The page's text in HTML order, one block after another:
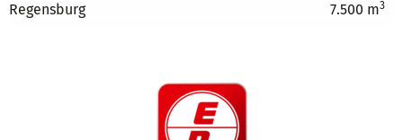
Regensburg 7.500 m3